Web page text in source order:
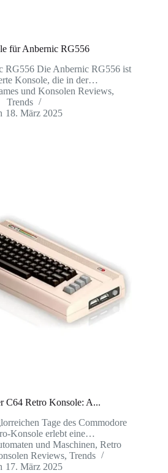
für Anbernic RG556
RG556 Die Anbernic RG556 ist
Konsole, die in der…
und Konsolen Reviews,
Trends
18. März 2025
C64 Retro Konsole: A...
Tage des Commodore
Konsole erlebt eine…
und Maschinen, Retro
Reviews, Trends
17. März 2025